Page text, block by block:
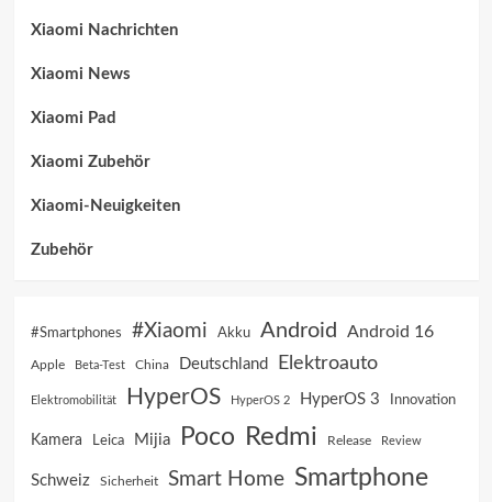
Xiaomi Nachrichten
Xiaomi News
Xiaomi Pad
Xiaomi Zubehör
Xiaomi-Neuigkeiten
Zubehör
#Smartphones #Xiaomi Akku Android Android 16
Apple Beta-Test China Deutschland Elektroauto
Elektromobilität HyperOS HyperOS 2 HyperOS 3 Innovation
Kamera Leica Mijia Poco Redmi Release Review
Schweiz Sicherheit Smart Home Smartphone